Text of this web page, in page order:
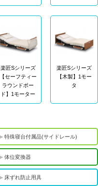
楽匠Sシリーズ
【セーフティー
ラウンドボー
ド】1モーター
楽匠Sシリーズ
【木製】1モー
タ
特殊寝台付属品(サイドレール)
体位変換器
床ずれ防止用具